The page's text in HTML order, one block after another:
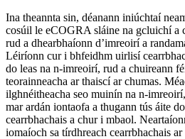
Ina theannta sin, déanann iniúchtaí
cosúil le eCOGRA sláine na gcluichí a
rud a dhearbhaíonn d’imreoirí a
Léiríonn cur i bhfeidhm uirlisí
do leas na n-imreoirí, rud a chuireann
teorainneacha ar thaiscí ar chumas.
ilghnéitheacha seo muinín na n-
mar ardán iontaofa a thugann tús áite
cearrbhachais a chur i mbaol.
iomaíoch sa tírdhreach cearrbhachais ar